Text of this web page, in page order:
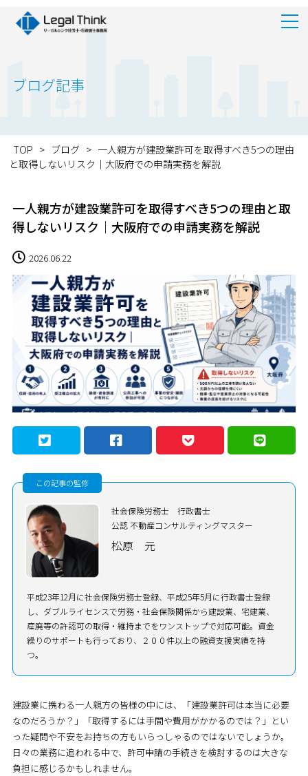
ブログ記事
TOP > ブログ > 一人親方が建設業許可を取得すべき5つの理由
と取得しないリスク｜大阪府での申請実務を解説
一人親方が建設業許可を取得すべき5つの理由と取
得しないリスク｜大阪府での申請実務を解説
2026.06.22
この記事の監修
社会保険労務士 行政書士
公認 不動産コンサルティングマスター
松原 元
平成23年12月に社会保険労務士登録、平成25年5月に行政書士登録
し、ダブルライセンスで労務・社会保険関係から建設業、宅建業、
産廃等の許認可の取得・維持までをワンストップで対応可能。資金
繰りのサポートも行っており、２００件以上の融資支援実績を持
つ。
建設業に携わる一人親方の皆様の中には、「建設業許可は本当に必要
なのだろうか？」「取得するには手間や費用がかかるのでは？」とい
った疑問や不安をお持ちの方もいらっしゃるのではないでしょうか。
日々の業務に追われる中で、許可申請の手続きを検討するのは大きな
負担に感じるかもしれません。